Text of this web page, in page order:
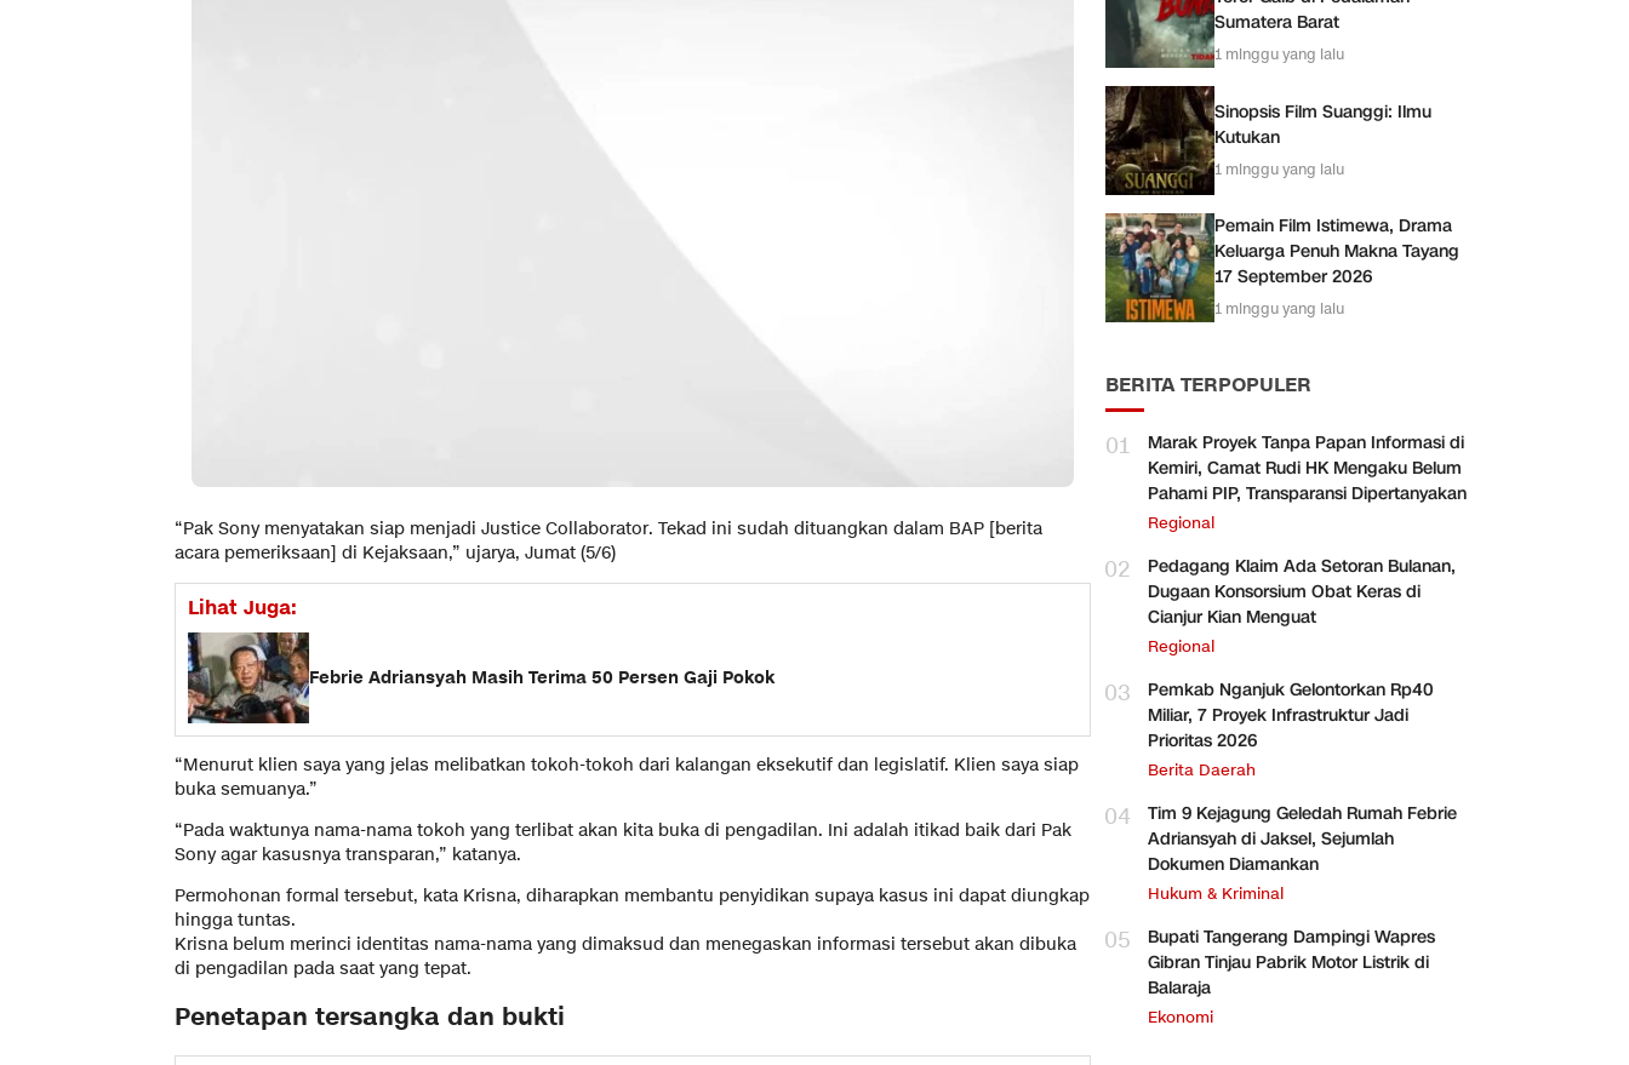
“Pak Sony menyatakan siap menjadi Justice Collaborator. Tekad ini sudah dituangkan dalam BAP [berita
acara pemeriksaan] di Kejaksaan,” ujarya, Jumat (5/6)
Lihat Juga:
Febrie Adriansyah Masih Terima 50 Persen Gaji Pokok
“Menurut klien saya yang jelas melibatkan tokoh-tokoh dari kalangan eksekutif dan legislatif. Klien saya siap
buka semuanya.”
“Pada waktunya nama-nama tokoh yang terlibat akan kita buka di pengadilan. Ini adalah itikad baik dari Pak
Sony agar kasusnya transparan,” katanya.
Permohonan formal tersebut, kata Krisna, diharapkan membantu penyidikan supaya kasus ini dapat diungkap
hingga tuntas.
Krisna belum merinci identitas nama-nama yang dimaksud dan menegaskan informasi tersebut akan dibuka
di pengadilan pada saat yang tepat.
Penetapan tersangka dan bukti
Sumatera Barat
1 minggu yang lalu
Sinopsis Film Suanggi: Ilmu
Kutukan
1 minggu yang lalu
Pemain Film Istimewa, Drama
Keluarga Penuh Makna Tayang
17 September 2026
1 minggu yang lalu
BERITA TERPOPULER
01
Marak Proyek Tanpa Papan Informasi di
Kemiri, Camat Rudi HK Mengaku Belum
Pahami PIP, Transparansi Dipertanyakan
Regional
02
Pedagang Klaim Ada Setoran Bulanan,
Dugaan Konsorsium Obat Keras di
Cianjur Kian Menguat
Regional
03
Pemkab Nganjuk Gelontorkan Rp40
Miliar, 7 Proyek Infrastruktur Jadi
Prioritas 2026
Berita Daerah
04
Tim 9 Kejagung Geledah Rumah Febrie
Adriansyah di Jaksel, Sejumlah
Dokumen Diamankan
Hukum & Kriminal
05
Bupati Tangerang Dampingi Wapres
Gibran Tinjau Pabrik Motor Listrik di
Balaraja
Ekonomi